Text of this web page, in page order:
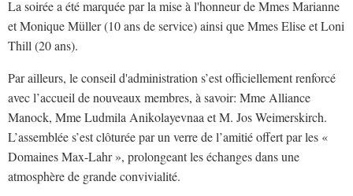
La soirée a été marquée par la mise à l'honneur de Mmes Marianne
et Monique Müller (10 ans de service) ainsi que Mmes Elise et Loni
Thill (20 ans).
Par ailleurs, le conseil d'administration s’est officiellement renforcé
avec l’accueil de nouveaux membres, à savoir: Mme Alliance
Manock, Mme Ludmila Anikolayevnaa et M. Jos Weimerskirch.
L’assemblée s’est clôturée par un verre de l’amitié offert par les «
Domaines Max-Lahr », prolongeant les échanges dans une
atmosphère de grande convivialité.